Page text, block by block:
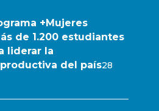
+Mujeres
de 1.200 estudiantes
liderar la
del país28